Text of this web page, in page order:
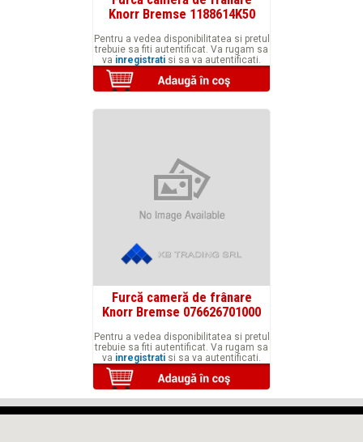
Knorr Bremse 1188614K50
Pentru a vedea disponibilitatea si pretul
trebuie sa fiti autentificat. Va rugam sa
va inregistrati si sa va autentificati.
Furcă cameră de frânare
Knorr Bremse 076626701000
Pentru a vedea disponibilitatea si pretul
trebuie sa fiti autentificat. Va rugam sa
va inregistrati si sa va autentificati.